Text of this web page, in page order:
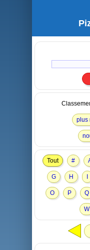
plus
Tout #
G H
O P Q
W